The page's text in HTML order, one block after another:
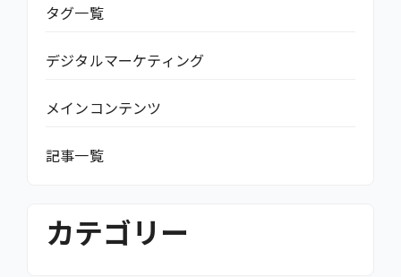
タグ一覧
デジタルマーケティング
メインコンテンツ
記事一覧
カテゴリー